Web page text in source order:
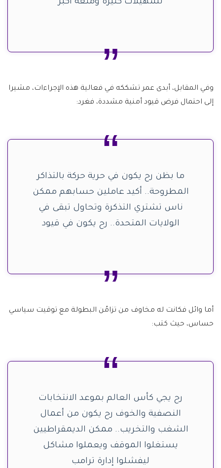
تسهيلات كثيرة ومتعة أكبر
وفي المقابل، أبدى عمر تشككه في فعالية هذه الإجراءات، مشيرا
إلى احتمال فرض قيود أمنية مشددة، فغرد:
ما بظن رح يكون في حرية حركة بالتذاكر
المطروحة.. أكيد عاملين حسابهم ممكن
ناس تشتري التذكرة وتحاول تبقى في
الولايات المتحدة.. رح يكون في قيود
أما وائل فكانت له مخاوف من تزامُن البطولة مع توقيت سياسي
حساس، حيث كتب:
رح يجي كأس العالم بموعد الانتخابات
النصفية والخوف رح يكون من أعمال
الشغب والتخريب.. ممكن الديمقراطيين
يستغلوا الموقف ويعملوا مشاكل
ليفشلوا إدارة ترامب